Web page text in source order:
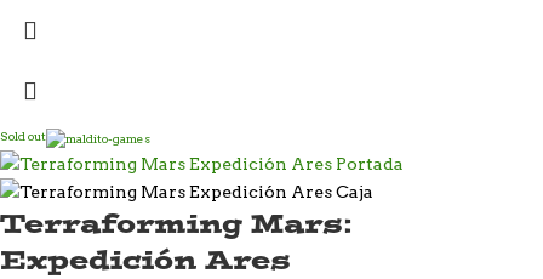
Sold out
Terraforming Mars:
Expedición Ares